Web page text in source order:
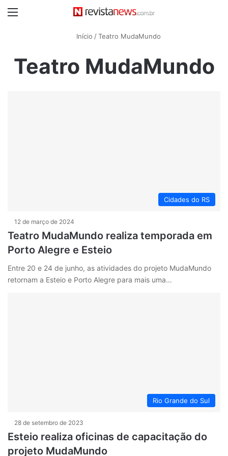
Início / Teatro MudaMundo
Teatro MudaMundo
Cidades do RS
12 de março de 2024
Teatro MudaMundo realiza temporada em
Porto Alegre e Esteio
Entre 20 e 24 de junho, as atividades do projeto MudaMundo
retornam a Esteio e Porto Alegre para mais uma…
Rio Grande do Sul
28 de setembro de 2023
Esteio realiza oficinas de capacitação do
projeto MudaMundo